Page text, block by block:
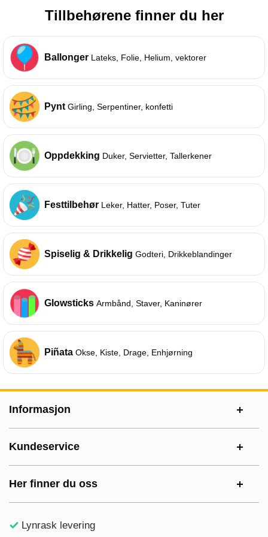
Tillbehørene finner du her
Ballonger Lateks, Folie, Helium, vektorer
Pynt Girling, Serpentiner, konfetti
Oppdekking Duker, Servietter, Tallerkener
Festtilbehør Leker, Hatter, Poser, Tuter
Spiselig & Drikkelig Godteri, Drikkeblandinger
Glowsticks Armbånd, Staver, Kaninører
Piñata Okse, Kiste, Drage, Enhjørning
Informasjon
Kundeservice
Her finner du oss
Lynrask levering